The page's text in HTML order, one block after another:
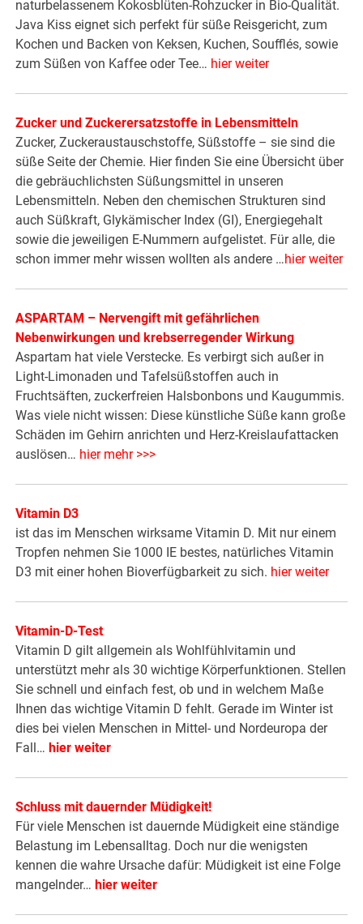
naturbelassenem Kokosblüten-Rohzucker in Bio-Qualität.
Java Kiss eignet sich perfekt für süße Reisgericht, zum
Kochen und Backen von Keksen, Kuchen, Soufflés, sowie
zum Süßen von Kaffee oder Tee… hier weiter
Zucker und Zuckerersatzstoffe in Lebensmitteln
Zucker, Zuckeraustauschstoffe, Süßstoffe – sie sind die
süße Seite der Chemie. Hier finden Sie eine Übersicht über
die gebräuchlichsten Süßungsmittel in unseren
Lebensmitteln. Neben den chemischen Strukturen sind
auch Süßkraft, Glykämischer Index (GI), Energiegehalt
sowie die jeweiligen E-Nummern aufgelistet. Für alle, die
schon immer mehr wissen wollten als andere …hier weiter
ASPARTAM – Nervengift mit gefährlichen
Nebenwirkungen und krebserregender Wirkung
Aspartam hat viele Verstecke. Es verbirgt sich außer in
Light-Limonaden und Tafelsüßstoffen auch in
Fruchtsäften, zuckerfreien Halsbonbons und Kaugummis.
Was viele nicht wissen: Diese künstliche Süße kann große
Schäden im Gehirn anrichten und Herz-Kreislaufattacken
auslösen… hier mehr >>>
Vitamin D3
ist das im Menschen wirksame Vitamin D. Mit nur einem
Tropfen nehmen Sie 1000 IE bestes, natürliches Vitamin
D3 mit einer hohen Bioverfügbarkeit zu sich. hier weiter
Vitamin-D-Test
Vitamin D gilt allgemein als Wohlfühlvitamin und
unterstützt mehr als 30 wichtige Körperfunktionen. Stellen
Sie schnell und einfach fest, ob und in welchem Maße
Ihnen das wichtige Vitamin D fehlt. Gerade im Winter ist
dies bei vielen Menschen in Mittel- und Nordeuropa der
Fall…hier weiter
Schluss mit dauernder Müdigkeit!
Für viele Menschen ist dauernde Müdigkeit eine ständige
Belastung im Lebensalltag. Doch nur die wenigsten
kennen die wahre Ursache dafür: Müdigkeit ist eine Folge
mangelnder…hier weiter